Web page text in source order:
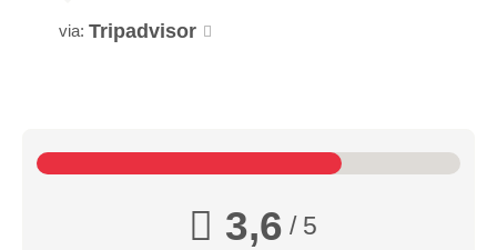
via: Tripadvisor
3,6 / 5